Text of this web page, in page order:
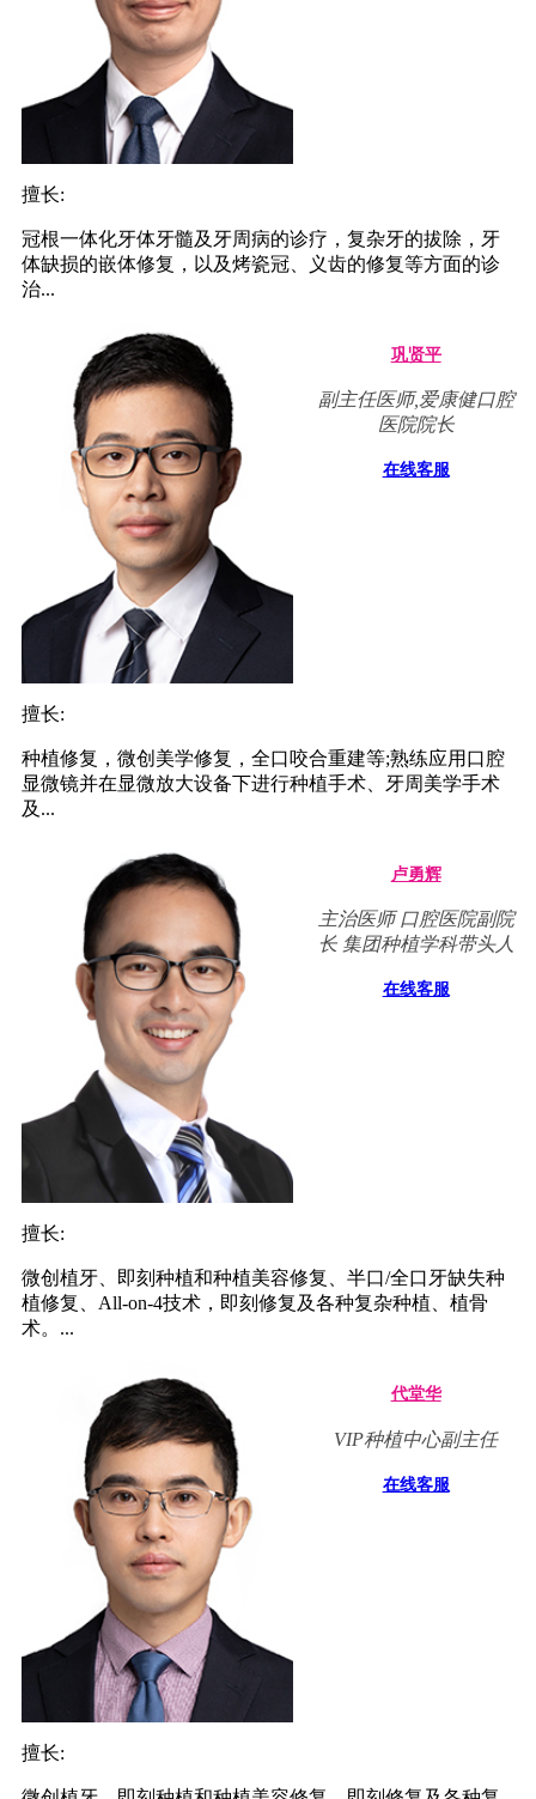
擅长:
冠根一体化牙体牙髓及牙周病的诊疗，复杂牙的拔除，牙
体缺损的嵌体修复，以及烤瓷冠、义齿的修复等方面的诊
治...
巩贤平
副主任医师,爱康健口腔
医院院长
在线客服
擅长:
种植修复，微创美学修复，全口咬合重建等;熟练应用口腔
显微镜并在显微放大设备下进行种植手术、牙周美学手术
及...
卢勇辉
主治医师 口腔医院副院
长 集团种植学科带头人
在线客服
擅长:
微创植牙、即刻种植和种植美容修复、半口/全口牙缺失种
植修复、All-on-4技术，即刻修复及各种复杂种植、植骨
术。...
代堂华
VIP种植中心副主任
在线客服
擅长: